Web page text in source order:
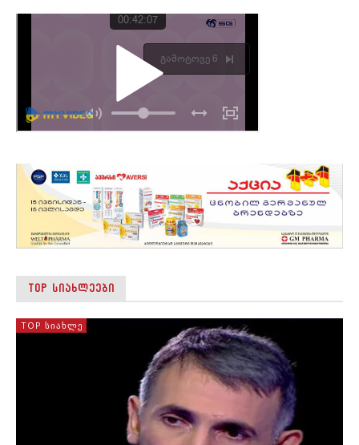
TOP ᲡᲘᲐᲮᲚᲔᲔᲑᲘ
TOP ᲡᲘᲐᲮᲚᲔ